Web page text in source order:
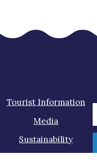
Tourist Information
Media
Sustainability